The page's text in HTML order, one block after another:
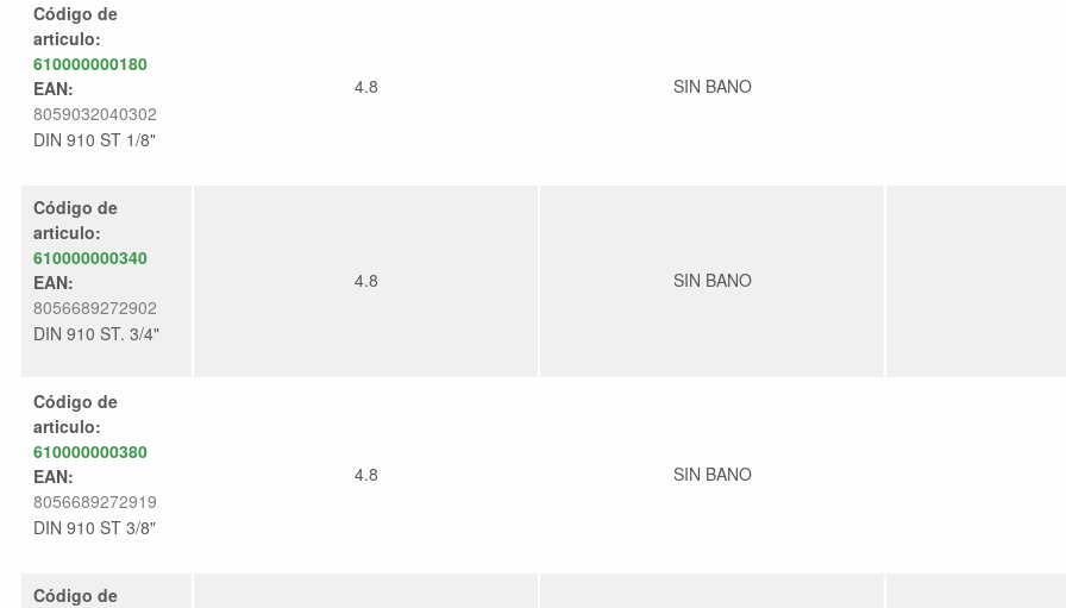
Código de
articulo:
610000000180
EAN:
8059032040302
DIN 910 ST 1/8"
4.8 SIN BANO
Código de
articulo:
610000000340
EAN:
8056689272902
DIN 910 ST. 3/4"
4.8 SIN BANO
Código de
articulo:
610000000380
EAN:
8056689272919
DIN 910 ST 3/8"
4.8 SIN BANO
Código de